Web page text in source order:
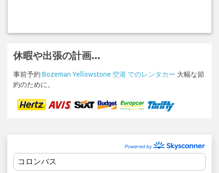
休暇や出張の計画...
事前予約 Bozeman Yellowstone 空港 でのレンタカー 大幅な節
約のために。